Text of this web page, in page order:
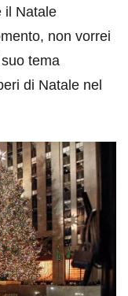
il Natale
non vorrei
tema
di Natale nel